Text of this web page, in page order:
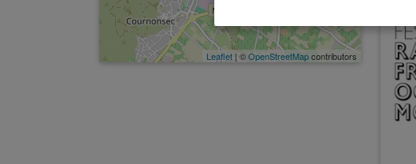
Leaflet | ©OpenStreetMapcontributors